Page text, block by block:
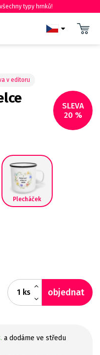
typy hrnků!
SLEVA
20 %
Plecháček
ks objednat
a dodáme ve středu